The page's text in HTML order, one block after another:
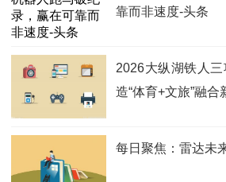
靠而非速度-头条
2026大纵湖铁人
造“体育+文旅”融合
每日聚焦：雷达未